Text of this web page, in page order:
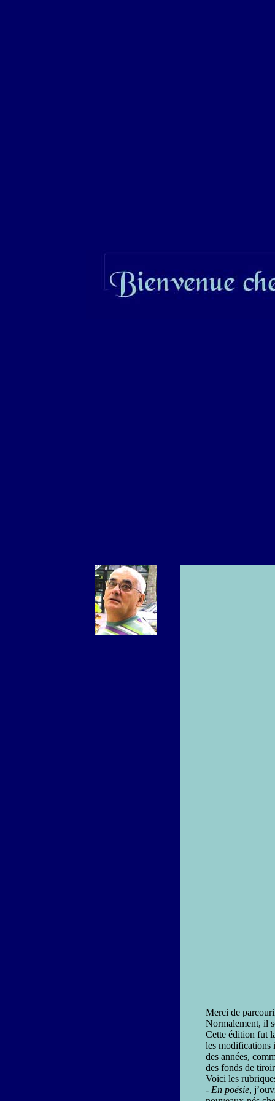
Merci de
Normalement, il
Cette édition fut
les modifications
des années,
des fonds de
Voici les
- En poésie,